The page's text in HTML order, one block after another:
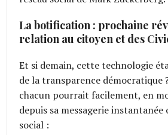
La botification : prochaine
relation au citoyen et des
Et si demain, cette technologie
de la transparence démocratique
chacun pourrait facilement, en
depuis sa messagerie instantanée
social :